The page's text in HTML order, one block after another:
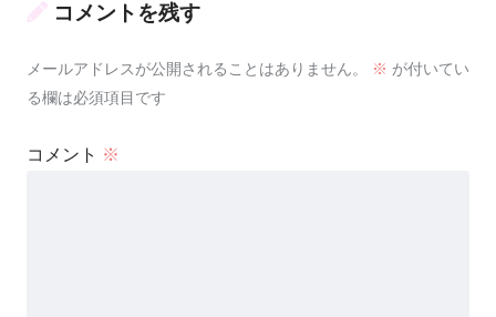
コメントを残す
メールアドレスが公開されることはありません。 ※ が付いてい
る欄は必須項目です
コメント ※